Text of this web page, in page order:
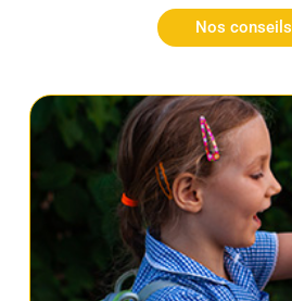
Nos conseils